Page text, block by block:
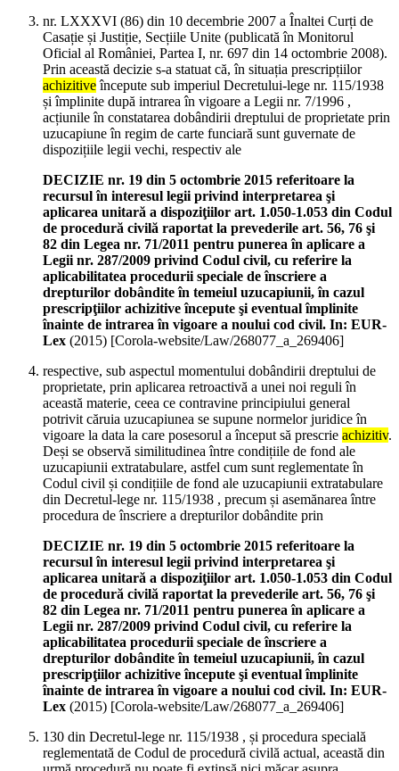
nr. LXXXVI (86) din 10 decembrie 2007 a Înaltei Curți de
Casație și Justiție, Secțiile Unite (publicată în Monitorul
Oficial al României, Partea I, nr. 697 din 14 octombrie 2008).
Prin această decizie s-a statuat că, în situația prescripțiilor
achizitiveîncepute sub imperiul Decretului-lege nr. 115/1938
și împlinite după intrarea în vigoare a Legii nr. 7/1996 ,
acțiunile în constatarea dobândirii dreptului de proprietate prin
uzucapiune în regim de carte funciară sunt guvernate de
dispozițiile legii vechi, respectiv ale
DECIZIE nr. 19 din 5 octombrie 2015 referitoare la
recursul în interesul legii privind interpretarea şi
aplicarea unitară a dispoziţiilor art. 1.050-1.053 din Codul
de procedură civilă raportat la prevederile art. 56, 76 şi
82 din Legea nr. 71/2011 pentru punerea în aplicare a
Legii nr. 287/2009 privind Codul civil, cu referire la
aplicabilitatea procedurii speciale de înscriere a
drepturilor dobândite în temeiul uzucapiunii, în cazul
prescripţiilor achizitive începute şi eventual împlinite
înainte de intrarea în vigoare a noului cod civil. In: EUR-
Lex (2015) [Corola-website/Law/268077_a_269406]
respective, sub aspectul momentului dobândirii dreptului de
proprietate, prin aplicarea retroactivă a unei noi reguli în
această materie, ceea ce contravine principiului general
potrivit căruia uzucapiunea se supune normelor juridice în
vigoare la data la care posesorul a început să prescrie achizitiv.
Deși se observă similitudinea între condițiile de fond ale
uzucapiunii extratabulare, astfel cum sunt reglementate în
Codul civil și condițiile de fond ale uzucapiunii extratabulare
din Decretul-lege nr. 115/1938 , precum și asemănarea între
procedura de înscriere a drepturilor dobândite prin
DECIZIE nr. 19 din 5 octombrie 2015 referitoare la
recursul în interesul legii privind interpretarea şi
aplicarea unitară a dispoziţiilor art. 1.050-1.053 din Codul
de procedură civilă raportat la prevederile art. 56, 76 şi
82 din Legea nr. 71/2011 pentru punerea în aplicare a
Legii nr. 287/2009 privind Codul civil, cu referire la
aplicabilitatea procedurii speciale de înscriere a
drepturilor dobândite în temeiul uzucapiunii, în cazul
prescripţiilor achizitive începute şi eventual împlinite
înainte de intrarea în vigoare a noului cod civil. In: EUR-
Lex (2015) [Corola-website/Law/268077_a_269406]
130 din Decretul-lege nr. 115/1938 , și procedura specială
reglementată de Codul de procedură civilă actual, această din